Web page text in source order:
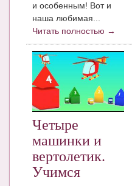
и особенным! Вот и
наша любимая...
Читать полностью →
Четыре
машинки и
вертолетик.
Учимся